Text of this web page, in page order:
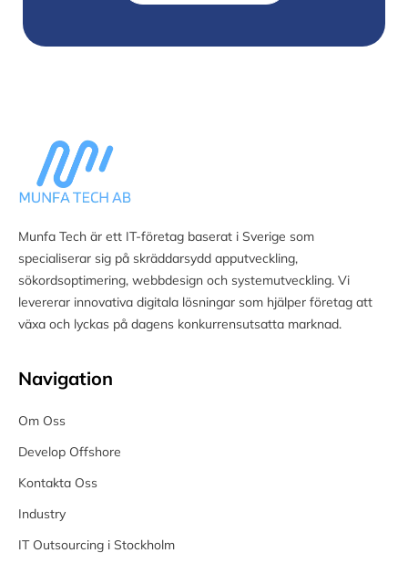
Munfa Tech är ett IT-företag baserat i Sverige som
specialiserar sig på skräddarsydd apputveckling,
sökordsoptimering, webbdesign och systemutveckling. Vi
levererar innovativa digitala lösningar som hjälper företag att
växa och lyckas på dagens konkurrensutsatta marknad.
Navigation
Om Oss
Develop Offshore
Kontakta Oss
Industry
IT Outsourcing i Stockholm